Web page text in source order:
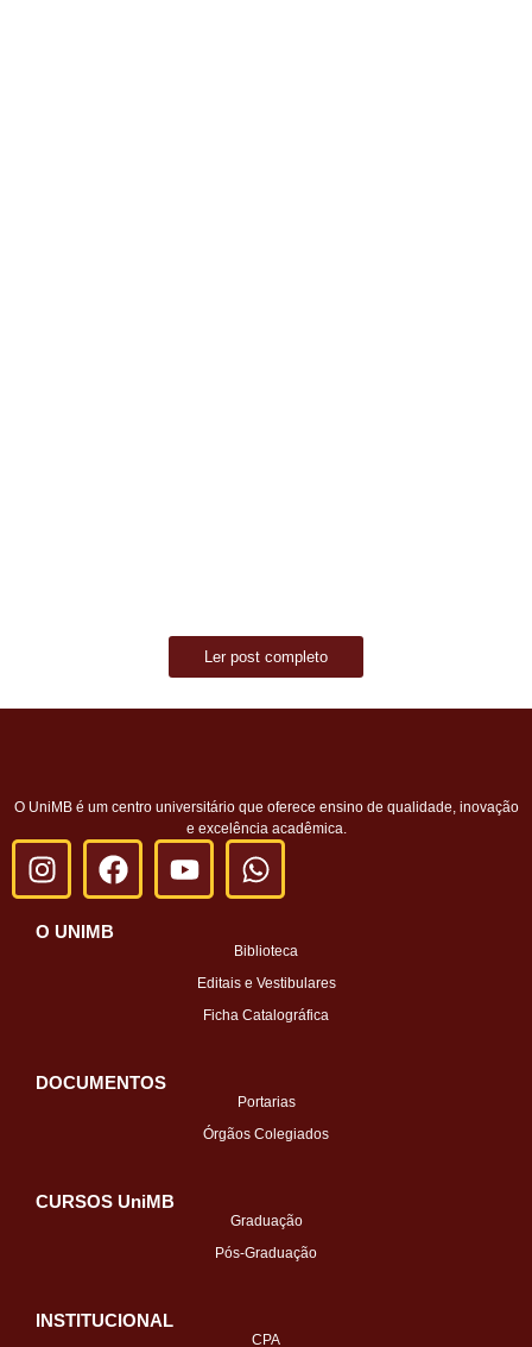
Ler post completo
O UniMB é um centro universitário que oferece ensino de qualidade, inovação
e excelência acadêmica.
O UNIMB
Biblioteca
Editais e Vestibulares
Ficha Catalográfica
DOCUMENTOS
Portarias
Órgãos Colegiados
CURSOS UniMB
Graduação
Pós-Graduação
INSTITUCIONAL
CPA